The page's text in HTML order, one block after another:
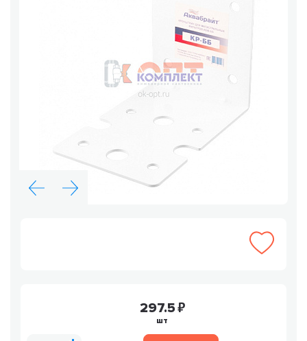
297.5
шт